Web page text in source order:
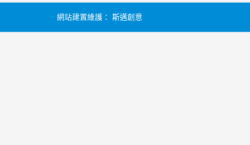
網站建置維護： 斯邁創意